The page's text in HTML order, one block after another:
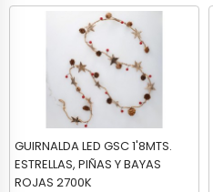
GUIRNALDA LED GSC 1'8MTS.
ESTRELLAS, PIÑAS Y BAYAS
ROJAS 2700K